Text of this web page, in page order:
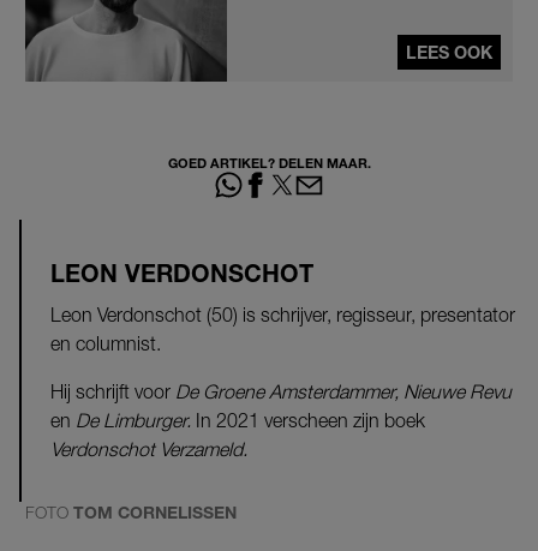
LEES OOK
GOED ARTIKEL? DELEN MAAR.
LEON VERDONSCHOT
Leon Verdonschot (50) is schrijver, regisseur, presentator
en columnist.
Hij schrijft voor De Groene Amsterdammer, Nieuwe Revu
en De Limburger. In 2021 verscheen zijn boek
Verdonschot Verzameld.
FOTO TOM CORNELISSEN